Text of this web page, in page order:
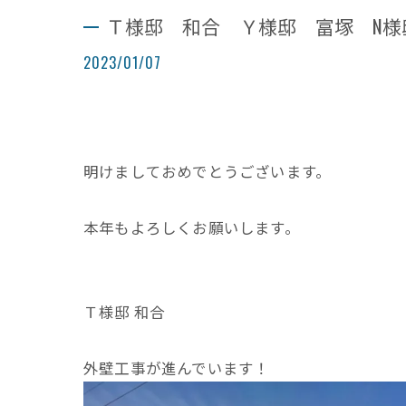
Ｔ様邸 和合 Ｙ様邸 富塚 N
2023/01/07
明けましておめでとうございます。
本年もよろしくお願いします。
Ｔ様邸 和合
外壁工事が進んでいます！